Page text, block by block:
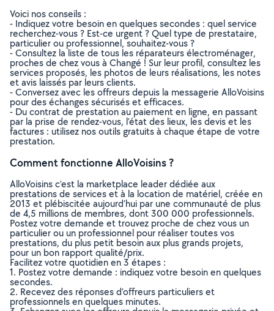
Voici nos conseils :
- Indiquez votre besoin en quelques secondes : quel service
recherchez-vous ? Est-ce urgent ? Quel type de prestataire,
particulier ou professionnel, souhaitez-vous ?
- Consultez la liste de tous les réparateurs électroménager,
proches de chez vous à Changé ! Sur leur profil, consultez les
services proposés, les photos de leurs réalisations, les notes
et avis laissés par leurs clients.
- Conversez avec les offreurs depuis la messagerie AlloVoisins
pour des échanges sécurisés et efficaces.
- Du contrat de prestation au paiement en ligne, en passant
par la prise de rendez-vous, l’état des lieux, les devis et les
factures : utilisez nos outils gratuits à chaque étape de votre
prestation.
Comment fonctionne AlloVoisins ?
AlloVoisins c’est la marketplace leader dédiée aux
prestations de services et à la location de matériel, créée en
2013 et plébiscitée aujourd’hui par une communauté de plus
de 4,5 millions de membres, dont 300 000 professionnels.
Postez votre demande et trouvez proche de chez vous un
particulier ou un professionnel pour réaliser toutes vos
prestations, du plus petit besoin aux plus grands projets,
pour un bon rapport qualité/prix.
Facilitez votre quotidien en 3 étapes :
1. Postez votre demande : indiquez votre besoin en quelques
secondes.
2. Recevez des réponses d’offreurs particuliers et
professionnels en quelques minutes.